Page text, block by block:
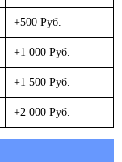
+500 Руб.
+1 000 Руб.
+1 500 Руб.
+2 000 Руб.